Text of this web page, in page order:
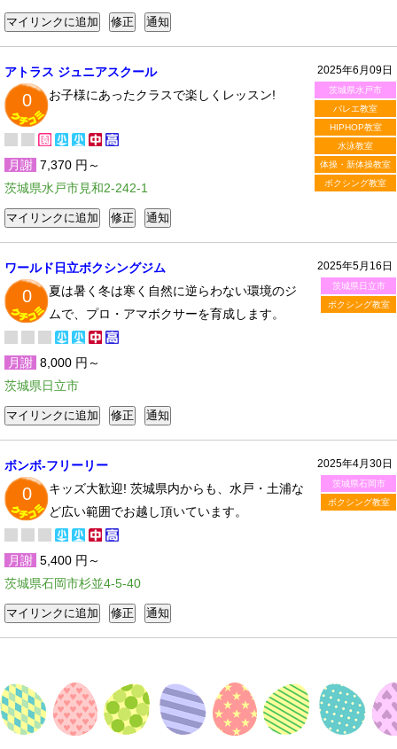
2025年6月09日
茨城県水戸市
バレエ教室
HIPHOP教室
水泳教室
体操・新体操教室
ボクシング教室
アトラス ジュニアスクール
0 お子様にあったクラスで楽しくレッスン!
月謝 7,370 円～
茨城県水戸市見和2-242-1
2025年5月16日
茨城県日立市
ボクシング教室
ワールド日立ボクシングジム
0
夏は暑く冬は寒く自然に逆らわない環境のジ
ムで、プロ・アマボクサーを育成します。
月謝 8,000 円～
茨城県日立市
2025年4月30日
茨城県石岡市
ボクシング教室
ボンボ‐フリーリー
0
キッズ大歓迎! 茨城県内からも、水戸・土浦な
ど広い範囲でお越し頂いています。
月謝 5,400 円～
茨城県石岡市杉並4-5-40